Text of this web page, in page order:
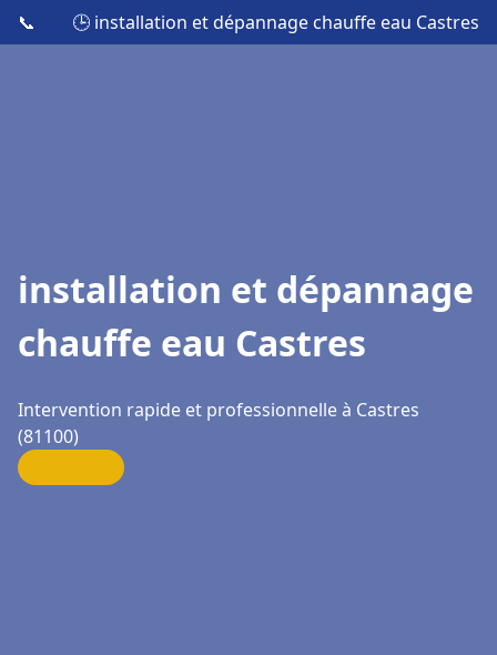
📞 🕒 installation et dépannage chauffe eau Castres
installation et dépannage
chauffe eau Castres
Intervention rapide et professionnelle à Castres
(81100)